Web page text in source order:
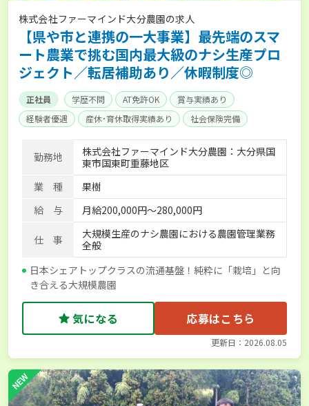
株式会社ファーマインド大分農園の求人
【県や市と連携の一大事業】最先端のスマ
ート農業で挑む国内最大級のナシ生産プロ
ジェクト／転居補助あり／休暇制度◎
正社員 学歴不問 AT免許OK
賞与実績あり
経験者優遇
産休･育休取得実績あり 社会保険完備
勤務地
株式会社ファーマインド大分農園：大分県国
東市国東町重藤地区
業 種
果樹
給 与
月給200,000円～280,000円
仕 事
大規模生産のナシ農園における農園管理業務
全般
日本シェアトップクラスの流通基盤！純粋に「栽培」と向
き合える大規模農園
気になる 応募はこちら
更新日：2026.08.05
NEW